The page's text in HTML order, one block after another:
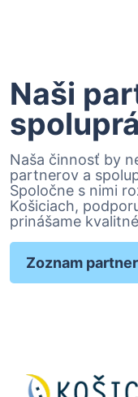
Naši
Naša činnosť by
partnerov a
Spoločne s nimi
Košiciach,
prinášame
Zoznam